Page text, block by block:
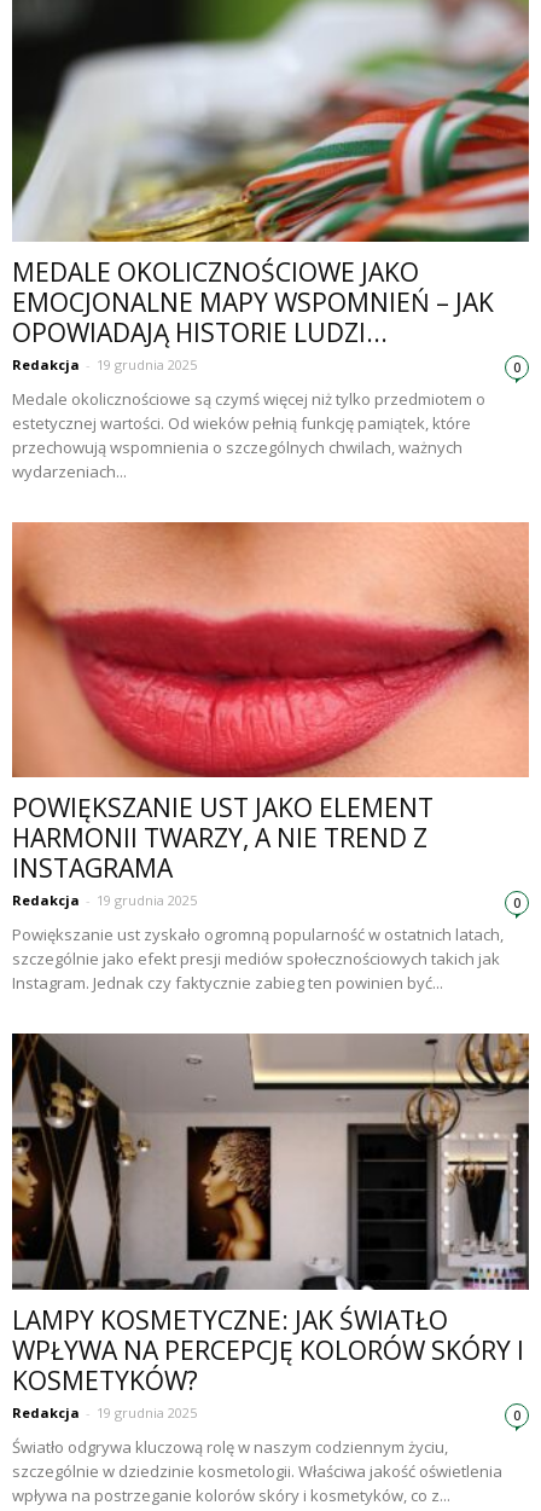
MEDALE OKOLICZNOŚCIOWE JAKO
EMOCJONALNE MAPY WSPOMNIEŃ – JAK
OPOWIADAJĄ HISTORIE LUDZI...
Redakcja - 19 grudnia 2025 0
Medale okolicznościowe są czymś więcej niż tylko przedmiotem o
estetycznej wartości. Od wieków pełnią funkcję pamiątek, które
przechowują wspomnienia o szczególnych chwilach, ważnych
wydarzeniach...
POWIĘKSZANIE UST JAKO ELEMENT
HARMONII TWARZY, A NIE TREND Z
INSTAGRAMA
Redakcja - 19 grudnia 2025 0
Powiększanie ust zyskało ogromną popularność w ostatnich latach,
szczególnie jako efekt presji mediów społecznościowych takich jak
Instagram. Jednak czy faktycznie zabieg ten powinien być...
LAMPY KOSMETYCZNE: JAK ŚWIATŁO
WPŁYWA NA PERCEPCJĘ KOLORÓW SKÓRY I
KOSMETYKÓW?
Redakcja - 19 grudnia 2025 0
Światło odgrywa kluczową rolę w naszym codziennym życiu,
szczególnie w dziedzinie kosmetologii. Właściwa jakość oświetlenia
wpływa na postrzeganie kolorów skóry i kosmetyków, co z...